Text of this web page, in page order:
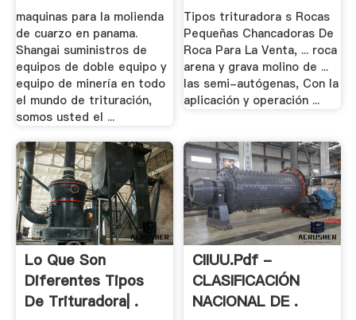
maquinas para la molienda
de cuarzo en panama.
Shangai suministros de
equipos de doble equipo y
equipo de minería en todo
el mundo de trituración,
somos usted el ...
Tipos trituradora s Rocas
Pequeñas Chancadoras De
Roca Para La Venta, ... roca
arena y grava molino de ...
las semi-autógenas, Con la
aplicación y operación ...
Lo Que Son
Diferentes Tipos
De Trituradora| .
CIIUU.pdf -
CLASIFICACIÓN
NACIONAL DE .